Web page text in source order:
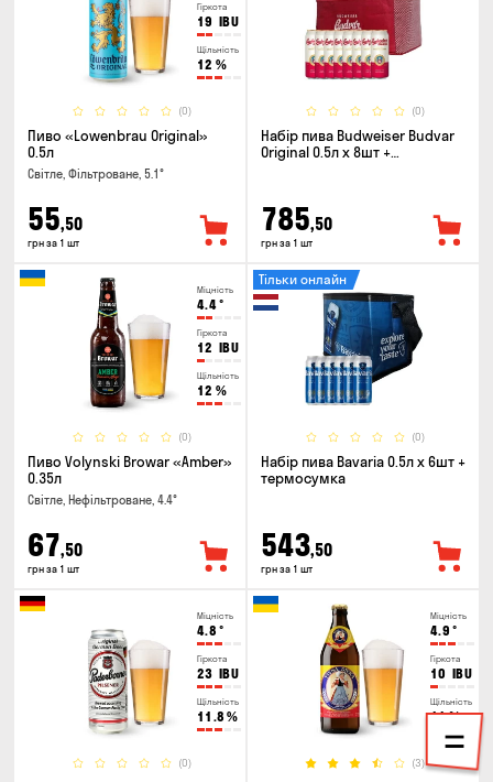
Гіркота
19 IBU
Щільність
12 %
(0)
Пиво «Lowenbrau Original»
0.5л
Світле, Фільтроване, 5.1°
55,50
грн за 1 шт
(0)
Набір пива Budweiser Budvar
Original 0.5л х 8шт +
785,50
грн за 1 шт
Міцність
4.4°
Гіркота
12 IBU
Щільність
12 %
(0)
Пиво Volynski Browar «Amber»
0.35л
Світле, Нефільтроване, 4.4°
67,50
грн за 1 шт
(0)
Тільки онлайн
Набір пива Bavaria 0.5л х 6шт +
термосумка
543,50
грн за 1 шт
Міцність
4.8 °
Гіркота
23 IBU
Щільність
11.8 %
(0)
Міцність
4.9 °
Гіркота
10 IBU
Щільність
11%
(3)